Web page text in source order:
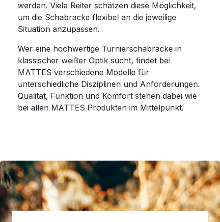
werden. Viele Reiter schätzen diese Möglichkeit,
um die Schabracke flexibel an die jeweilige
Situation anzupassen.
Wer eine hochwertige Turnierschabracke in
klassischer weißer Optik sucht, findet bei
MATTES verschiedene Modelle für
unterschiedliche Disziplinen und Anforderungen.
Qualität, Funktion und Komfort stehen dabei wie
bei allen MATTES Produkten im Mittelpunkt.